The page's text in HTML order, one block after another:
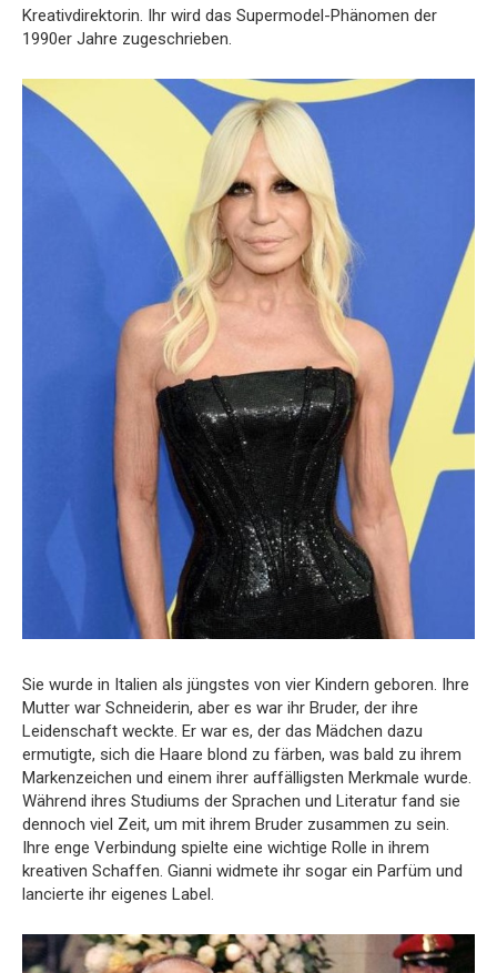
Kreativdirektorin. Ihr wird das Supermodel-Phänomen der
1990er Jahre zugeschrieben.
Sie wurde in Italien als jüngstes von vier Kindern geboren. Ihre
Mutter war Schneiderin, aber es war ihr Bruder, der ihre
Leidenschaft weckte. Er war es, der das Mädchen dazu
ermutigte, sich die Haare blond zu färben, was bald zu ihrem
Markenzeichen und einem ihrer auffälligsten Merkmale wurde.
Während ihres Studiums der Sprachen und Literatur fand sie
dennoch viel Zeit, um mit ihrem Bruder zusammen zu sein.
Ihre enge Verbindung spielte eine wichtige Rolle in ihrem
kreativen Schaffen. Gianni widmete ihr sogar ein Parfüm und
lancierte ihr eigenes Label.